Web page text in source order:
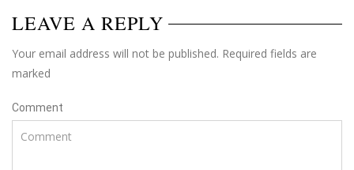
LEAVE A REPLY
Your email address will not be published. Required fields are
marked
Comment